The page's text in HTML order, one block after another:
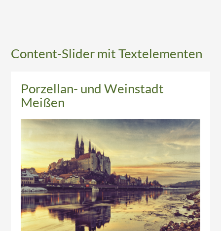
Content-Slider mit Textelementen
850 Jahre Weinbau in Sachsen